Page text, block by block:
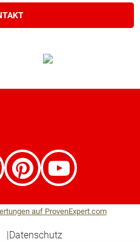
auf ProvenExpert.com
Datenschutz